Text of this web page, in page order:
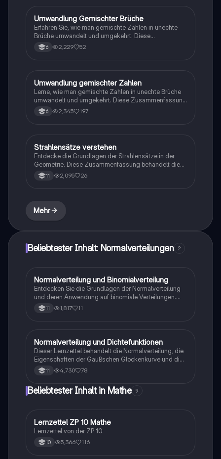
Mathe
Umwandlung Gemischter Brüche
Erfahren Sie, wie man gemischte Zahlen in unechte
Brüche umwandelt und umgekehrt. Diese
Zusammenfassung behandelt die Schritte zur
Umwandlung, einschließlich praktischer Beispiele und
6 2,229 52
Mathe
Umwandlung gemischter Zahlen
Lerne, wie man gemischte Zahlen in unechte Brüche
umwandelt und umgekehrt. Diese Zusammenfassung
bietet klare Erklärungen und Beispiele, um das
Verständnis für Brüche zu vertiefen. Ideal für Schüler,
6 2,345 197
Mathe
Strahlensätze verstehen
Entdecke die Grundlagen der Strahlensätze in der
Geometrie. Diese Zusammenfassung behandelt die
Formeln, die Geschichte des Strahlensatzes, sowie
praktische Übungsaufgaben zur Anwendung. Ideal für
11 2,095 26
Mehr
Beliebtester Inhalt: Normalverteilungen 2
Mathe
Normalverteilung und Binomialverteilung
Entdecken Sie die Grundlagen der Normalverteilung
und deren Anwendung auf binomiale Verteilungen.
Diese Zusammenfassung behandelt die
Wahrscheinlichkeitsdichtefunktion, kumulative
Prüfungen vorbereiten oder ihr Wissen in Statistik
vertiefen möchten.
11 1,817 11
Mathe
Normalverteilung und Dichtefunktionen
Dieser Lernzettel behandelt die Normalverteilung, die
Eigenschaften der Gaußschen Glockenkurve und die
Berechnung von Wahrscheinlichkeiten. Er umfasst die
Dichtefunktion, Verteilungsfunktionen und wichtige
Klausurvorbereitung in mathematischer Statistik.
11 4,730 78
Beliebtester Inhalt in Mathe 9
Mathe
Lernzettel ZP 10 Mathe
Lernzettel von der ZP 10
10 5,366 116